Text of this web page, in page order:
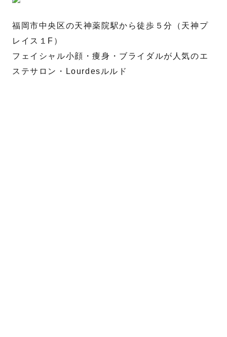
福岡市中央区の天神薬院駅から徒歩５分（天神プ
レイス１F）
フェイシャル小顔・痩身・ブライダルが人気のエ
ステサロン・Lourdesルルド
メール*